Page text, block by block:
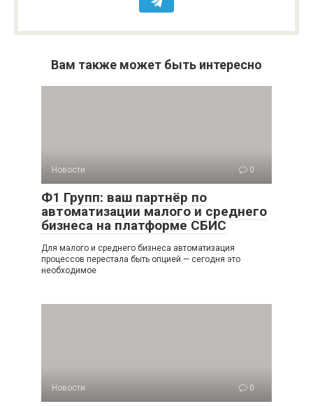
Вам также может быть интересно
Новости 0
Ф1 Групп: ваш партнёр по
автоматизации малого и среднего
бизнеса на платформе СБИС
Для малого и среднего бизнеса автоматизация
процессов перестала быть опцией — сегодня это
необходимое
Новости 0